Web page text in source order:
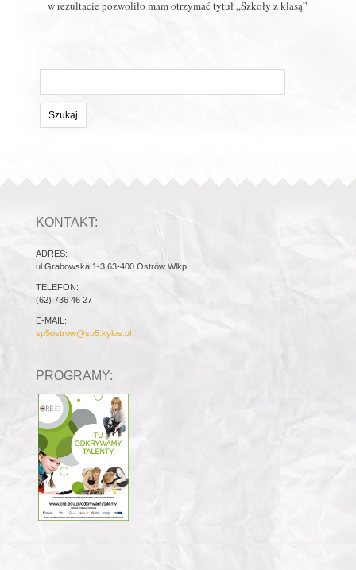
w rezultacie pozwoliło mam otrzymać tytuł „Szkoły z klasą”
stronie:
KONTAKT:
ADRES:
ul.Grabowska 1-3 63-400 Ostrów Wlkp.
TELEFON:
(62) 736 46 27
E-MAIL:
sp5ostrow@sp5.kylos.pl
PROGRAMY: